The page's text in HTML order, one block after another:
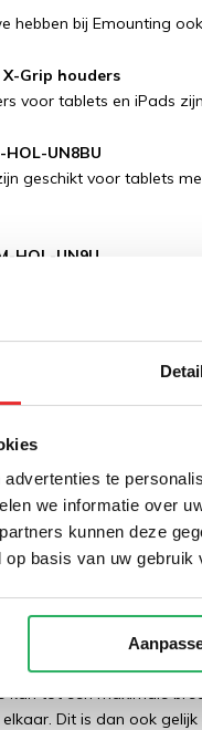
te
we informatie over
kunnen deze
basis van uw gebruik
hebben bij Emounting
Grip houders
voor tablets en iPads
UN8BU
geschikt voor tablets
HOL-UN9U
zijn ontworpen
en iPad houders
iPad Pro 12.9, de
voor telefoon en
X-Grip
tot een maximale breedte
X-Grip Large
kan tot een maximale
Dit is dan ook